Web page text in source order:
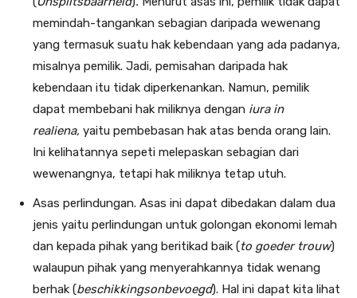
memindah-tangankan se­bagian daripada wewenang
yang termasuk suatu hak kebendaan yang ada padanya,
misalnya pemilik. Jadi, pemisahan daripada hak
kebendaan itu tidak diperkenankan. Namun, pemilik
dapat membebani hak miliknya dengan iura in
realiena, yaitu pembe­basan hak atas benda orang lain.
Ini kelihatannya sepeti melepas­kan sebagian dari
wewenangnya, tetapi hak miliknya tetap utuh.
Asas perlindungan. Asas ini dapat dibedakan dalam dua
jenis yaitu perlindungan untuk golongan ekonomi lemah
dan kepada pihak yang beritikad baik (to goeder trouw)
walaupun pihak yang menyerahkannya tidak wenang
berhak (beschikkingsonbevoegd). Hal ini dapat kita lihat